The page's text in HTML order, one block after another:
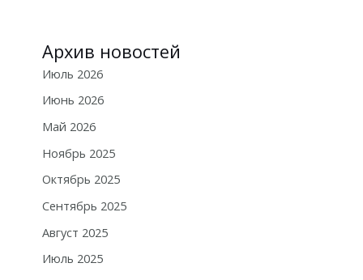
Архив новостей
Июль 2026
Июнь 2026
Май 2026
Ноябрь 2025
Октябрь 2025
Сентябрь 2025
Август 2025
Июль 2025